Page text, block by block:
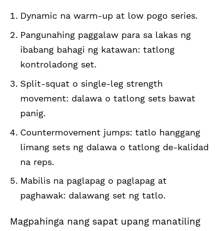
Dynamic na warm-up at low pogo series.
Pangunahing paggalaw para sa lakas ng
ibabang bahagi ng katawan: tatlong
kontroladong set.
Split-squat o single-leg strength
movement: dalawa o tatlong sets bawat
panig.
Countermovement jumps: tatlo hanggang
limang sets ng dalawa o tatlong de-kalidad
na reps.
Mabilis na paglapag o paglapag at
paghawak: dalawang set ng tatlo.
Magpahinga nang sapat upang manatiling